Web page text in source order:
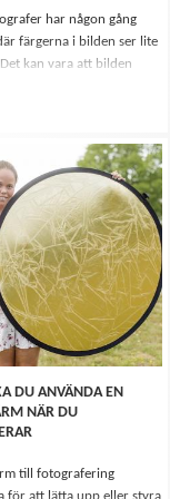
har någon gång
färgerna i bilden ser lite
kan vara att bilden
då är att vitbalansen i
nämligen den funktion som
i bilden så att de
Så här använder du
DU ANVÄNDA EN
NÄR DU
till fotografering
för att lätta upp eller styra